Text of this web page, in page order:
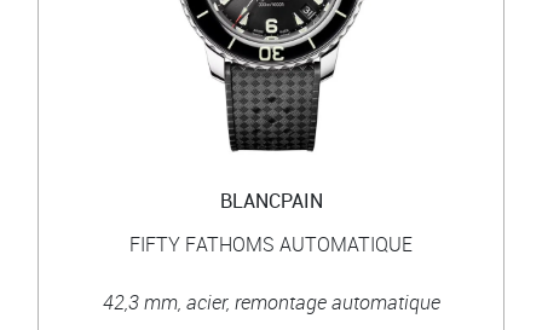
BLANCPAIN
FIFTY FATHOMS AUTOMATIQUE
42,3 mm, acier, remontage automatique